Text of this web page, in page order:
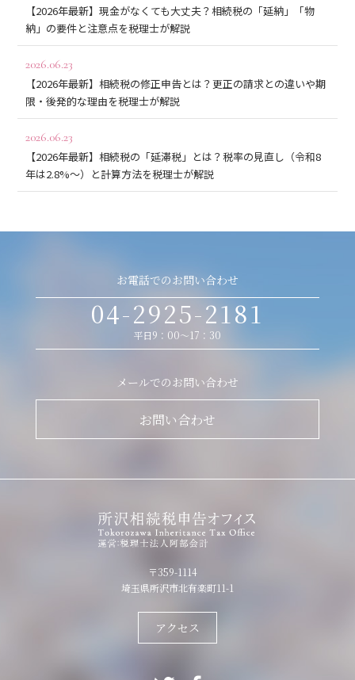
【2026年最新】現金がなくても大丈夫？相続税の「延納」「物
納」の要件と注意点を税理士が解説
2026.06.23
【2026年最新】相続税の修正申告とは？更正の請求との違いや期
限・後発的な理由を税理士が解説
2026.06.23
【2026年最新】相続税の「延滞税」とは？税率の見直し（令和8
年は2.8%〜）と計算方法を税理士が解説
お電話でのお問い合わせ
04-2925-2181
平日9：00～17：30
メールでのお問い合わせ
お問い合わせ
〒359-1114
埼玉県所沢市北有楽町11-1
アクセス